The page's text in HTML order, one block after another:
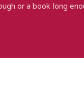
or a book long